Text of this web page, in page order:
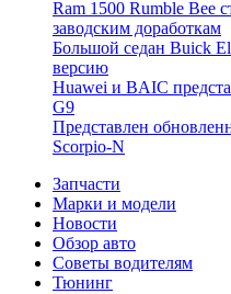
Ram 1500 Rumble Bee
заводским доработкам
Большой седан Buick
версию
Huawei и BAIC
G9
Представлен
Scorpio-N
Запчасти
Марки и модели
Новости
Обзор авто
Советы водителям
Тюнинг